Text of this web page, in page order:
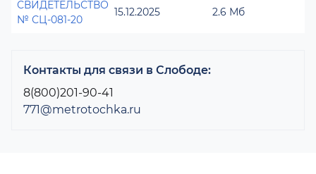
СВИДЕТЕЛЬСТВО
№ СЦ-081-20
15.12.2025 2.6 Мб
Контакты для связи в Слободе:
8(800)201-90-41
771@metrotochka.ru